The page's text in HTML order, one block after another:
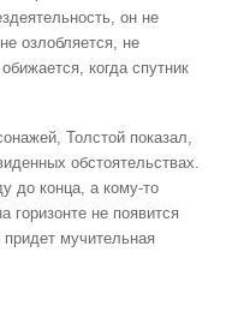
он не
озлобляется, не
когда спутник
Толстой показал,
обстоятельствах.
до конца, а кому-то
не появится
мучительная